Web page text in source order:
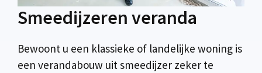
Smeedijzeren veranda
Bewoont u een klassieke of landelijke woning is
een verandabouw uit smeedijzer zeker te